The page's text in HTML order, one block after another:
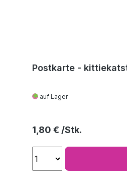
Postkarte -
auf Lager
Regulärer Preis:
1,80 €